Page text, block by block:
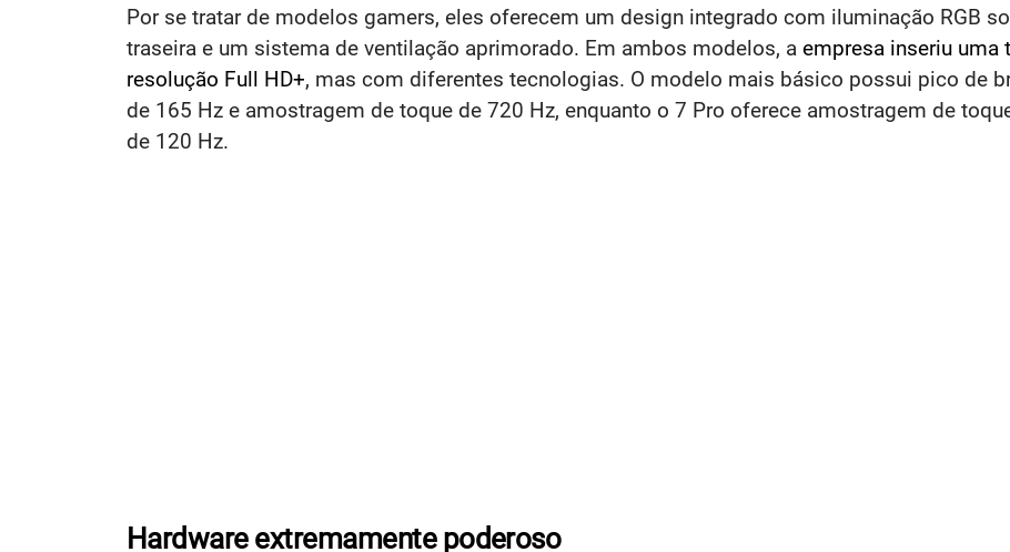
Por se tratar de modelos gamers, eles oferecem um design integrado com iluminação RGB
traseira e um sistema de ventilação aprimorado. Em ambos modelos, a empresa inseriu uma
resolução Full HD+, mas com diferentes tecnologias. O modelo mais básico possui pico de
de 165 Hz e amostragem de toque de 720 Hz, enquanto o 7 Pro oferece amostragem de
de 120 Hz.
Hardware extremamente poderoso